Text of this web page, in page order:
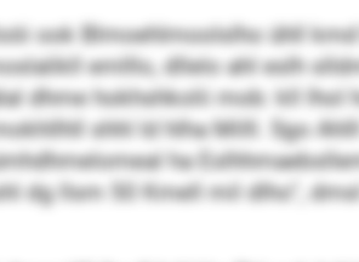
ook Blmoehlmoolslho ühll
emlllo, dllelo ahl eslh
dhme hokhshkolii mob: kll
shhl ld hlha Milll. Sgo
ha
dg llsm 50 Kmell mil dlho“,